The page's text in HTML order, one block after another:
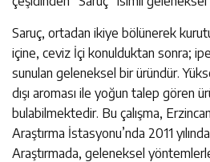
Saruç, ortadan ikiye bölünerek
içine, ceviz İçi konulduktan sonra;
sunulan geleneksel bir üründür.
dışı aroması ile yoğun talep gören
bulabilmektedir. Bu çalışma,
Araştırma İstasyonu’nda 2011
Araştırmada, geleneksel